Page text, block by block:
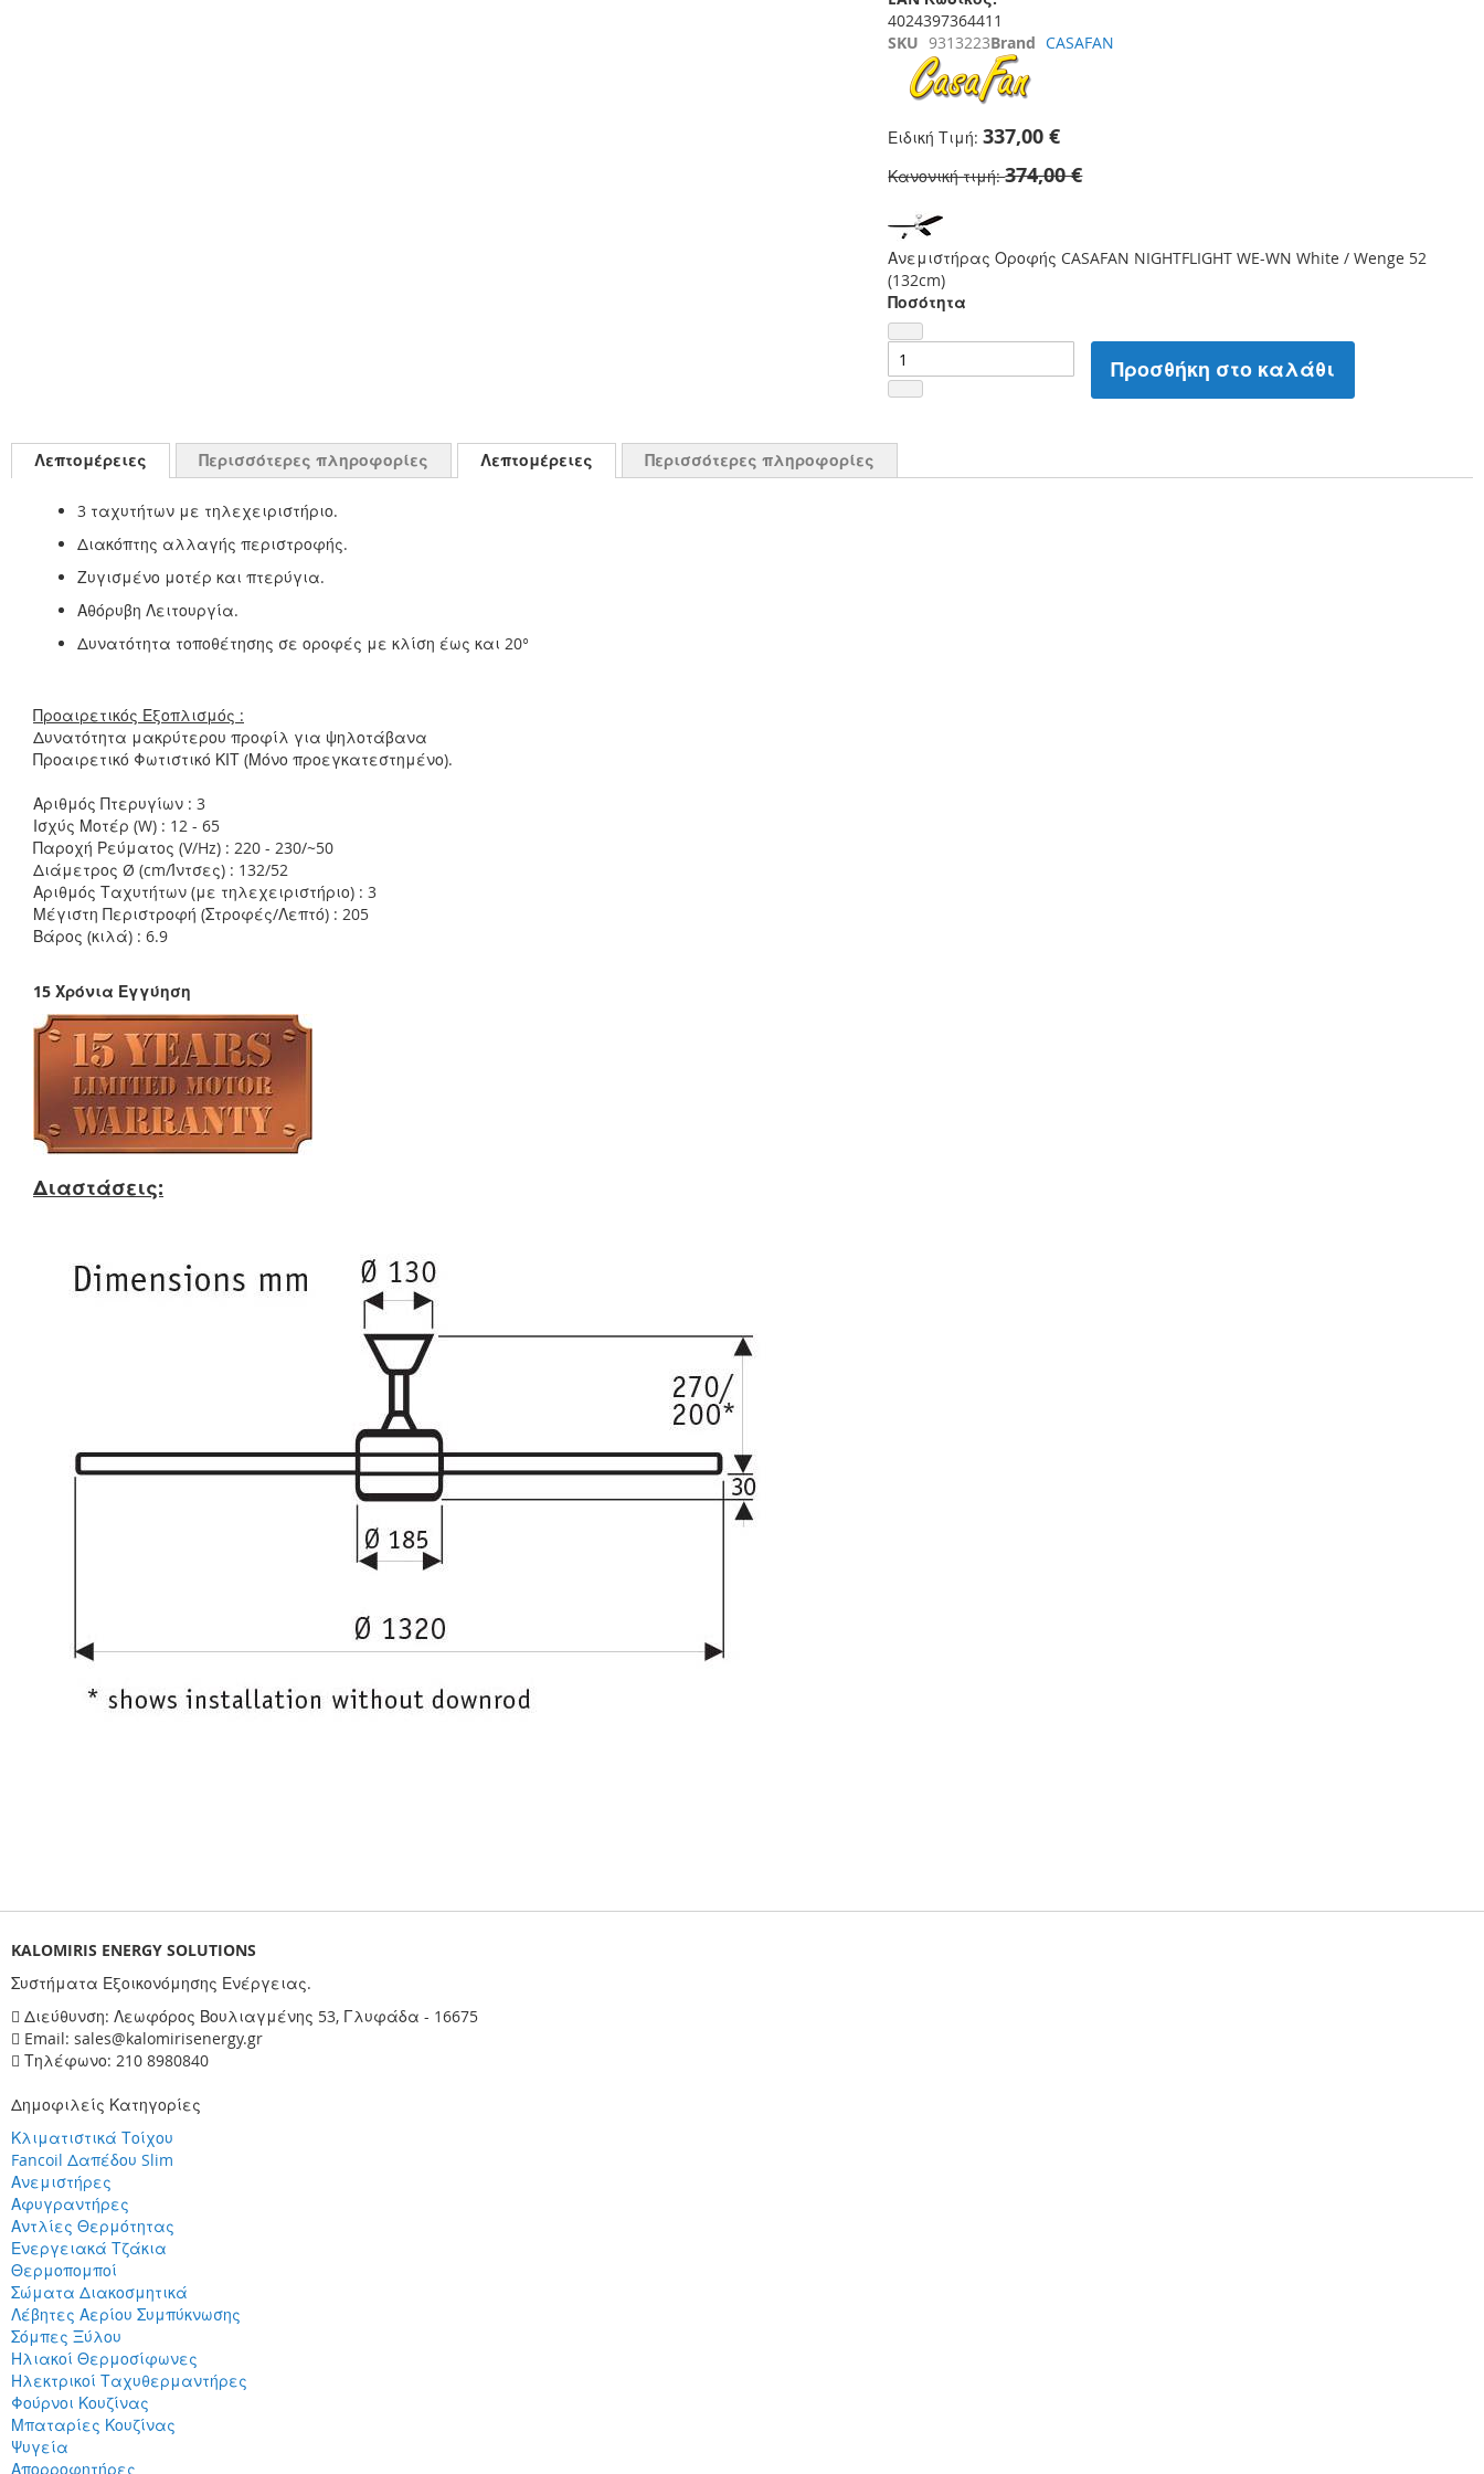
4024397364411
SKU 9313223Brand CASAFAN
Ειδική Τιμή 337,00 €
Κανονική τιμή 374,00 €
Ανεμιστήρας Οροφής CASAFAN NIGHTFLIGHT WE-WN White / Wenge 52
(132cm)
Ποσότητα
Προσθήκη στο καλάθι
Λεπτομέρειες Περισσότερες πληροφορίες Λεπτομέρειες
3 ταχυτήτων με τηλεχειριστήριο.
Διακόπτης αλλαγής περιστροφής.
Ζυγισμένο μοτέρ και πτερύγια.
Αθόρυβη Λειτουργία.
Δυνατότητα τοποθέτησης σε οροφές με κλίση έως και 20°
Προαιρετικός Εξοπλισμός :
Δυνατότητα μακρύτερου προφίλ για ψηλοτάβανα
Προαιρετικό Φωτιστικό ΚΙΤ (Μόνο προεγκατεστημένο).
Αριθμός Πτερυγίων : 3
Ισχύς Μοτέρ (W) : 12 - 65
Παροχή Ρεύματος (V/Hz) : 220 - 230/~50
Διάμετρος Ø (cm/Ίντσες) : 132/52
Αριθμός Ταχυτήτων (με τηλεχειριστήριο) : 3
Μέγιστη Περιστροφή (Στροφές/Λεπτό) : 205
Βάρος (κιλά) : 6.9
15 Χρόνια Εγγύηση
Διαστάσεις:
Περισσότερες πληροφορίες
KALOMIRIS ENERGY SOLUTIONS
Συστήματα Εξοικονόμησης Ενέργειας.
Διεύθυνση: Λεωφόρος Βουλιαγμένης 53, Γλυφάδα - 16675
Email: sales@kalomirisenergy.gr
Τηλέφωνο: 210 8980840
Δημοφιλείς Κατηγορίες
Κλιματιστικά Τοίχου
Fancoil Δαπέδου Slim
Ανεμιστήρες
Αφυγραντήρες
Αντλίες Θερμότητας
Ενεργειακά Τζάκια
Θερμοπομποί
Σώματα Διακοσμητικά
Λέβητες Αερίου Συμπύκνωσης
Σόμπες Ξύλου
Ηλιακοί Θερμοσίφωνες
Ηλεκτρικοί Ταχυθερμαντήρες
Φούρνοι Κουζίνας
Μπαταρίες Κουζίνας
Ψυγεία
Απορροφητήρες